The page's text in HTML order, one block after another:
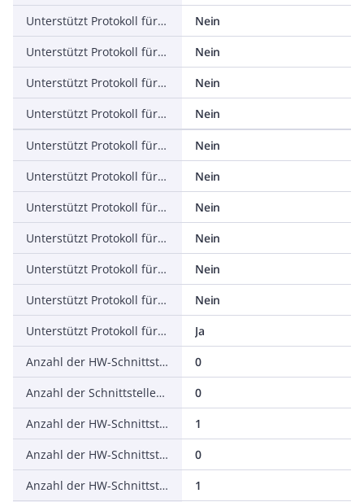
Unterstützt Protokoll für PROFINET IO
Nein
Unterstützt Protokoll für PROFINET CBA
Nein
Unterstützt Protokoll für SERCOS
Nein
Unterstützt Protokoll für Foundation Fieldbus
Nein
Unterstützt Protokoll für EtherNet/IP
Nein
Unterstützt Protokoll für AS-Interface Safety at Work
Nein
Unterstützt Protokoll für DeviceNet Safety
Nein
Unterstützt Protokoll für INTERBUS-Safety
Nein
Unterstützt Protokoll für PROFIsafe
Nein
Unterstützt Protokoll für SafetyBUS p
Nein
Unterstützt Protokoll für sonstige Bussysteme
Ja
Anzahl der HW-Schnittstellen Industrial Ethernet
0
Anzahl der Schnittstellen PROFINET
0
Anzahl der HW-Schnittstellen seriell RS-232
1
Anzahl der HW-Schnittstellen seriell RS-422
0
Anzahl der HW-Schnittstellen seriell RS-485
1